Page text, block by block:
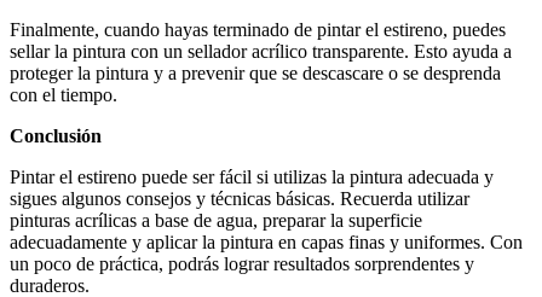
Finalmente, cuando hayas terminado de pintar el estireno, puedes
sellar la pintura con un sellador acrílico transparente. Esto ayuda a
proteger la pintura y a prevenir que se descascare o se desprenda
con el tiempo.
Conclusión
Pintar el estireno puede ser fácil si utilizas la pintura adecuada y
sigues algunos consejos y técnicas básicas. Recuerda utilizar
pinturas acrílicas a base de agua, preparar la superficie
adecuadamente y aplicar la pintura en capas finas y uniformes. Con
un poco de práctica, podrás lograr resultados sorprendentes y
duraderos.